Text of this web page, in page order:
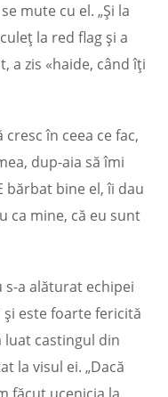
mute cu el. „Și la
la red flag și a
a zis «haide, când îți
în ceea ce fac,
dup-aia să îmi
bărbat bine el, îi dau
ca mine, că eu sunt
s-a alăturat echipei
și este foarte fericită
luat castingul din
la visul ei. „Dacă